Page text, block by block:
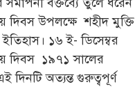
দিবস উপলক্ষে শহীদ মুক্তি
১৬ ই- ডিসেম্বর
দিবস ১৯৭১ সালের
অত্যন্ত গুরুত্বপূর্ণ